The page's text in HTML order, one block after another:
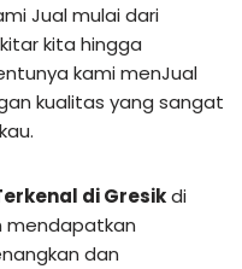
Jual mulai dari
kita hingga
kami menJual
kualitas yang sangat
di Gresikdi
mendapatkan
dan